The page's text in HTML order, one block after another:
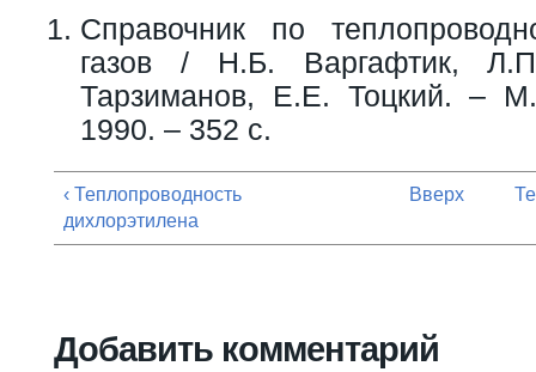
Справочник по
газов / Н.Б. Варгафтик,
Тарзиманов, Е.Е. Тоцкий. –
1990. – 352 с.
‹ Теплопроводность
дихлорэтилена
Вверх
Добавить комментарий